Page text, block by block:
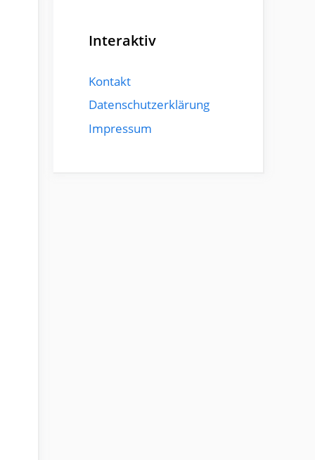
Interaktiv
Kontakt
Datenschutzerklärung
Impressum